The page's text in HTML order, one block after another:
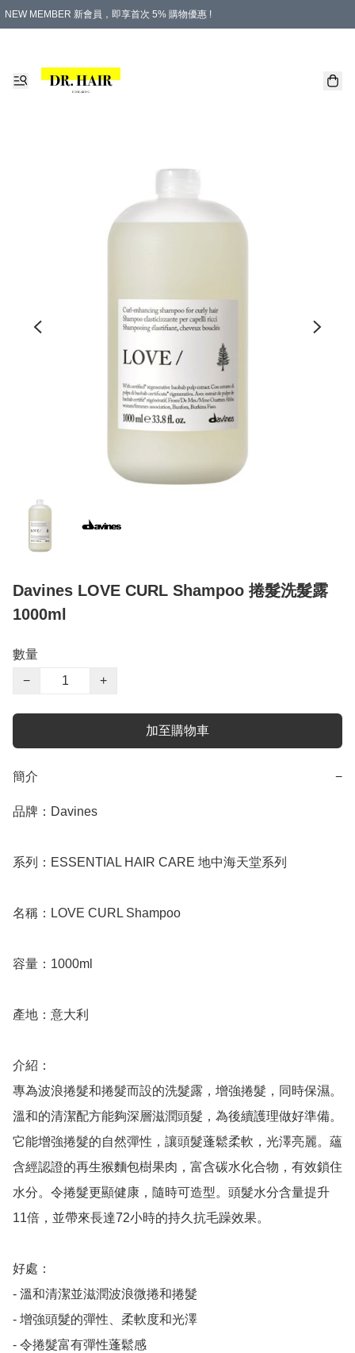
NEW MEMBER 新會員，即享首次 5% 購物優惠 !
Davines LOVE CURL Shampoo 捲髮洗髮露
1000ml
數量
−
+
加至購物車
簡介 −
品牌：Davines
系列：ESSENTIAL HAIR CARE 地中海天堂系列
名稱：LOVE CURL Shampoo
容量：1000ml
產地：意大利
介紹：
專為波浪捲髮和捲髮而設的洗髮露，增強捲髮，同時保濕。
溫和的清潔配方能夠深層滋潤頭髮，為後續護理做好準備。
它能增強捲髮的自然彈性，讓頭髮蓬鬆柔軟，光澤亮麗。蘊
含經認證的再生猴麵包樹果肉，富含碳水化合物，有效鎖住
水分。令捲髮更顯健康，隨時可造型。頭髮水分含量提升
11倍，並帶來長達72小時的持久抗毛躁效果。
好處：
- 溫和清潔並滋潤波浪微捲和捲髮
- 增強頭髮的彈性、柔軟度和光澤
- 令捲髮富有彈性蓬鬆感